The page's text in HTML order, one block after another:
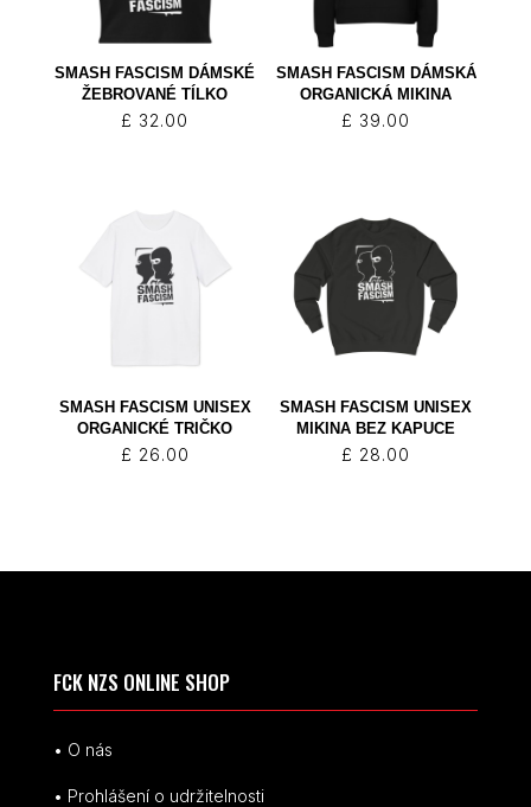
SMASH FASCISM DÁMSKÉ
ŽEBROVANÉ TÍLKO
£ 32.00
SMASH FASCISM DÁMSKÁ
ORGANICKÁ MIKINA
£ 39.00
SMASH FASCISM UNISEX
ORGANICKÉ TRIČKO
£ 26.00
SMASH FASCISM UNISEX
MIKINA BEZ KAPUCE
£ 28.00
FCK NZS ONLINE SHOP
• O nás
• Prohlášení o udržitelnosti